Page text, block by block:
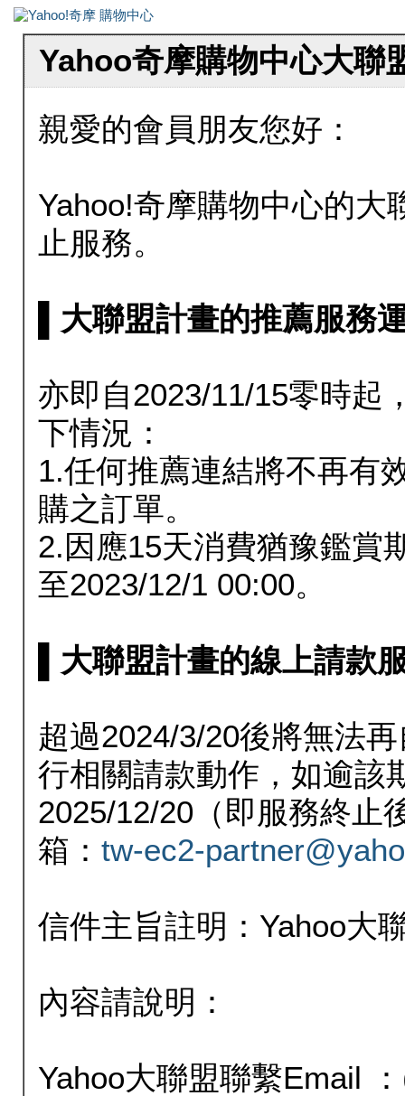
Yahoo奇摩購物中心大聯
親愛的會員朋友您好：
Yahoo!奇摩購物中心的大
止服務。
▌大聯盟計畫的推薦服務
亦即自2023/11/15零時起
下情況：
1.任何推薦連結將不再有
購之訂單。
2.因應15天消費猶豫鑑賞
至2023/12/1 00:00。
▌大聯盟計畫的線上請款
超過2024/3/20後將無法
行相關請款動作，如逾該
2025/12/20（即服務終止
箱： tw-ec2-
信件主旨註明：Yahoo大
內容請說明：
Yahoo大聯盟聯繫Email